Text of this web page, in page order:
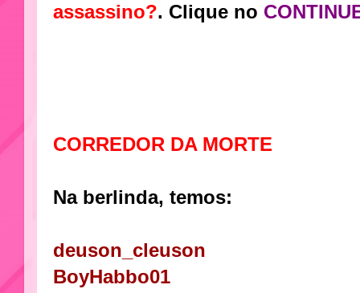
assassino?. Clique no
CORREDOR DA MORTE
Na berlinda, temos:
deuson_cleuson
BoyHabbo01